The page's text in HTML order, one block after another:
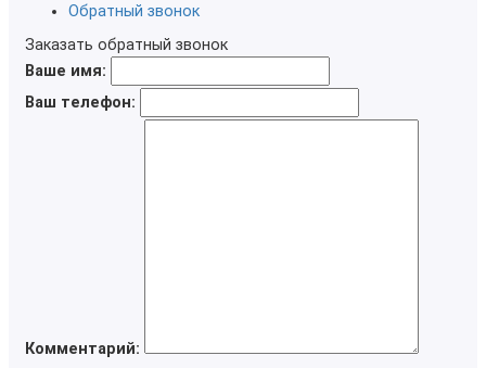
Обратный звонок
Заказать обратный звонок
Ваше имя:
Ваш телефон:
Комментарий: